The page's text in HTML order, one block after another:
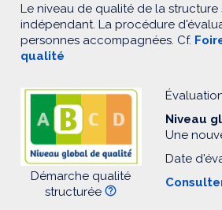
Le niveau de qualité de la
indépendant. La procédure
personnes accompagnées. Cf.
qualité
Démarche qualité
structurée
Niveau
Une
Date